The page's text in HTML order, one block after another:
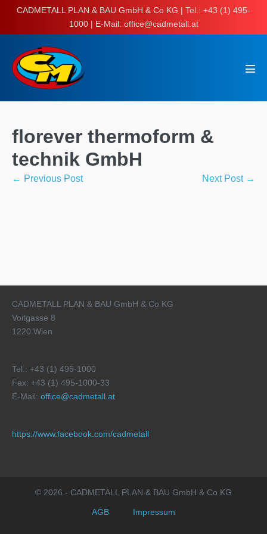
SkipCADMETALL PLAN & BAU GmbH & Co KG | Tel.: +43 (1) 495-
1000 | E-Mail: office@cadmetall.at
florever thermoform &
technik GmbH
Post
← Previous Post Next Post →
CADMETALL PLAN & BAU GmbH & Co KG
Voitgasse 8
1220 Wien
Tel.: +43 (1) 495-1000
Fax: +43 (1) 495-1000-33
E-Mail: office@cadmetall.at
https://www.facebook.com/cadmetall
© 2026 - CADMETALL PLAN & BAU GmbH & Co KG
AGB Impressum